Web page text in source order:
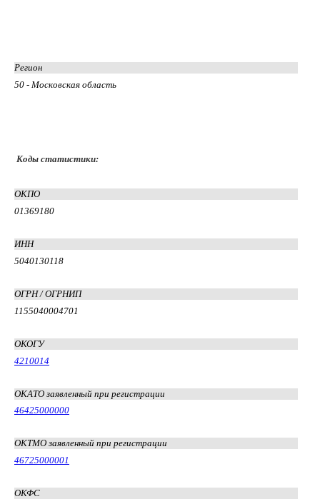
Регион
50 - Московская область
Коды статистики:
ОКПО
01369180
ИНН
5040130118
ОГРН / ОГРНИП
1155040004701
ОКОГУ
4210014
ОКАТО заявленный при регистрации
46425000000
ОКТМО заявленный при регистрации
46725000001
ОКФС